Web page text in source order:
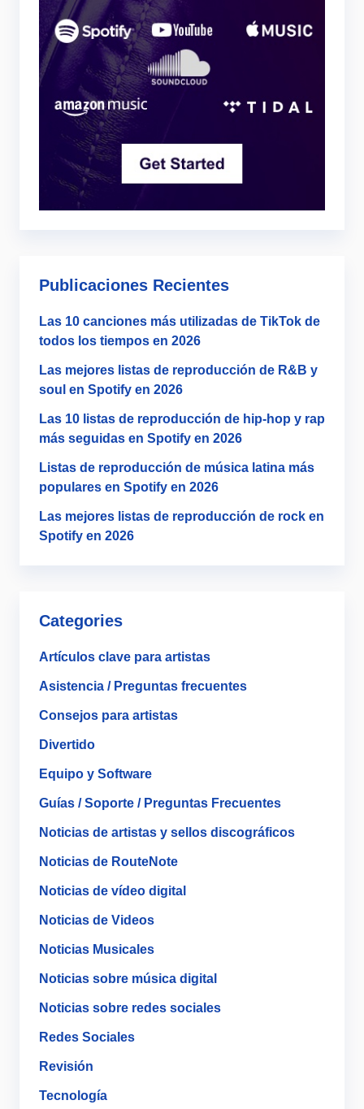
Publicaciones Recientes
Las 10 canciones más utilizadas de TikTok de
todos los tiempos en 2026
Las mejores listas de reproducción de R&B y
soul en Spotify en 2026
Las 10 listas de reproducción de hip-hop y rap
más seguidas en Spotify en 2026
Listas de reproducción de música latina más
populares en Spotify en 2026
Las mejores listas de reproducción de rock en
Spotify en 2026
Categories
Artículos clave para artistas
Asistencia / Preguntas frecuentes
Consejos para artistas
Divertido
Equipo y Software
Guías / Soporte / Preguntas Frecuentes
Noticias de artistas y sellos discográficos
Noticias de RouteNote
Noticias de vídeo digital
Noticias de Videos
Noticias Musicales
Noticias sobre música digital
Noticias sobre redes sociales
Redes Sociales
Revisión
Tecnología